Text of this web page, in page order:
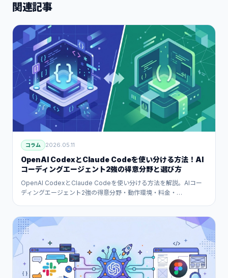
関連記事
コラム 2026.05.11
OpenAI CodexとClaude Codeを使い分ける方法！AI
コーディングエージェント2強の得意分野と選び方
OpenAI CodexとClaude Codeを使い分ける方法を解説。AIコー
ディングエージェント2強の得意分野・動作環境・料金・